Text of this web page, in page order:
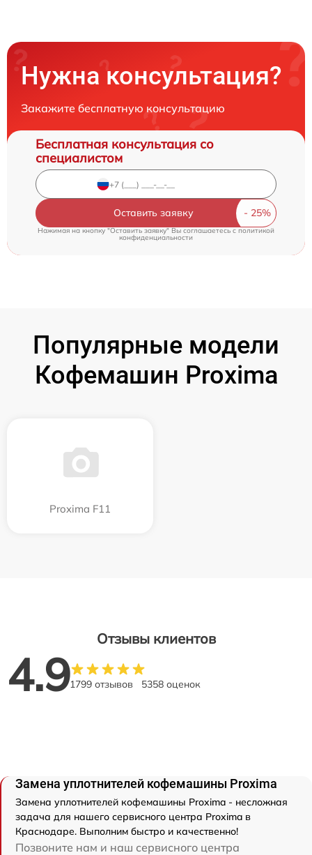
Нужна консультация?
Закажите бесплатную консультацию
Бесплатная консультация со
специалистом
Оставить заявку
Нажимая на кнопку "Оставить заявку" Вы соглашаетесь cполитикой
конфиденциальности
Популярные модели
Кофемашин Proxima
Proxima F11
Отзывы клиентов
4.91799 отзывов 5358 оценок
Замена уплотнителей кофемашины Proxima
Замена уплотнителей кофемашины Proxima - несложная
задача для нашего сервисного центра Proxima в
Краснодаре. Выполним быстро и качественно!
Позвоните нам и наш сервисного центра